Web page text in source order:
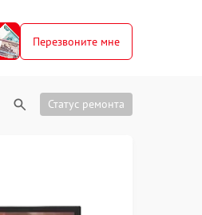
Перезвоните мне
Статус ремонта